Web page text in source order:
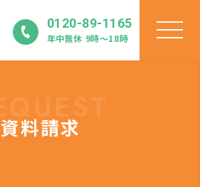
0120-89-1165
年中無休 9時〜18時
資料請求